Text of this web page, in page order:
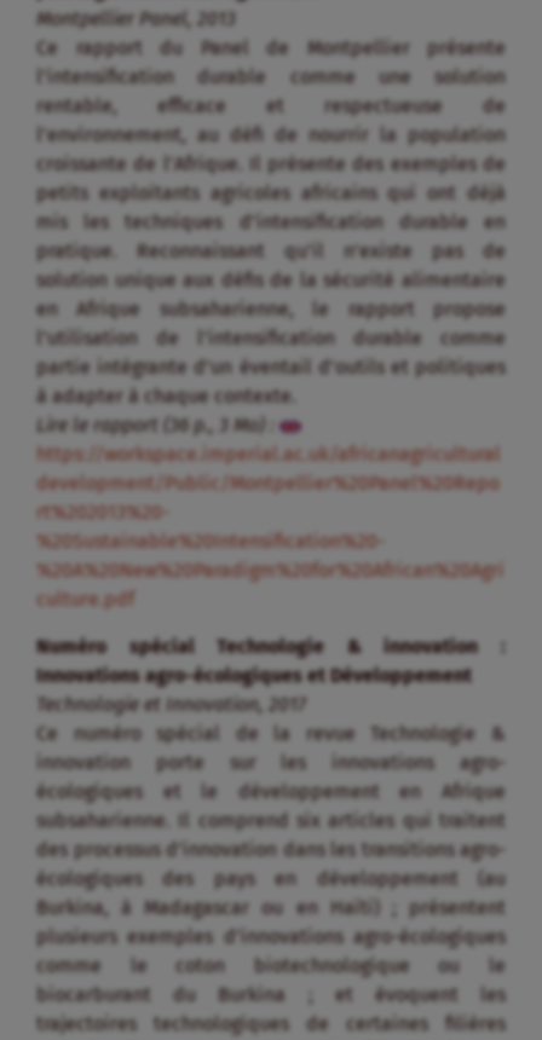
Montpellier Panel, 2013
Ce rapport du Panel de Montpellier présente
l’intensification durable comme une solution
rentable, efficace et respectueuse de
l’environnement, au défi de nourrir la population
croissante de l’Afrique. Il présente des exemples de
petits exploitants agricoles africains qui ont déjà
mis les techniques d’intensification durable en
pratique. Reconnaissant qu’il n’existe pas de
solution unique aux défis de la sécurité alimentaire
en Afrique subsaharienne, le rapport propose
l’utilisation de l’intensification durable comme
partie intégrante d’un éventail d’outils et politiques
à adapter à chaque contexte.
Lire le rapport (36 p., 3 Mo) :
https://workspace.imperial.ac.uk/africanagricultural
development/Public/Montpellier%20Panel%20Repo
rt%202013%20-
%20Sustainable%20Intensification%20-
%20A%20New%20Paradigm%20for%20African%20Agri
culture.pdf
Numéro spécial Technologie & innovation :
Innovations agro-écologiques et Développement
Technologie et Innovation, 2017
Ce numéro spécial de la revue Technologie &
innovation porte sur les innovations agro-
écologiques et le développement en Afrique
subsaharienne. Il comprend six articles qui traitent
des processus d’innovation dans les transitions agro-
écologiques des pays en développement (au
Burkina, à Madagascar ou en Haïti) ; présentent
plusieurs exemples d’innovations agro-écologiques
comme le coton biotechnologique ou le
biocarburant du Burkina ; et évoquent les
trajectoires technologiques de certaines filières